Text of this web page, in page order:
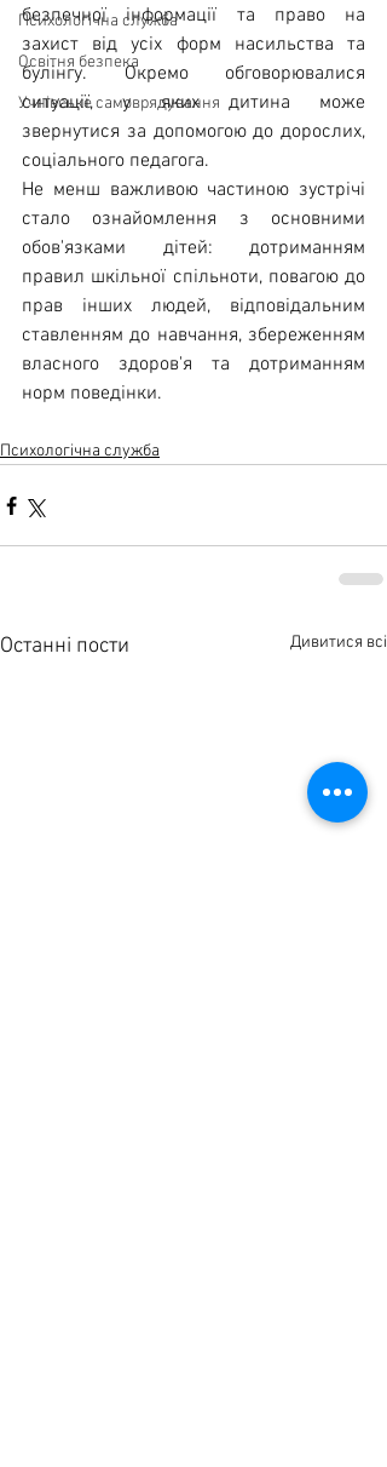
Психологічна служба
Освітня безпека
Учнівське самоврядування
безпечної інформації та право на
захист від усіх форм насильства та
булінгу. Окремо обговорювалися
ситуації, у яких дитина може
звернутися за допомогою до дорослих,
соціального педагога.
Не менш важливою частиною зустрічі
стало ознайомлення з основними
обов'язками дітей: дотриманням
правил шкільної спільноти, повагою до
прав інших людей, відповідальним
ставленням до навчання, збереженням
власного здоров'я та дотриманням
норм поведінки.
Психологічна служба
Останні пости Дивитися всі